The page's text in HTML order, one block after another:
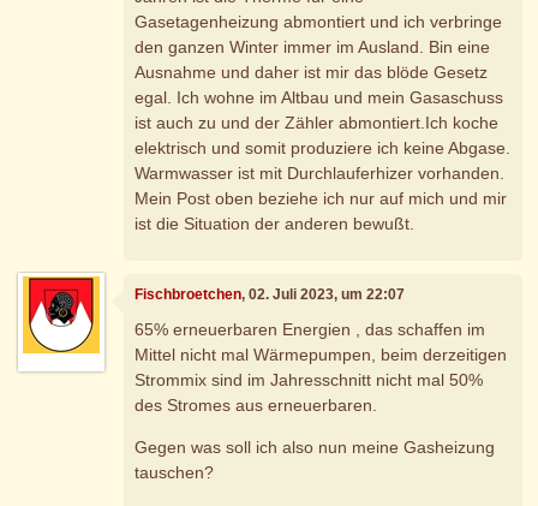
Gasetagenheizung abmontiert und ich verbringe
den ganzen Winter immer im Ausland. Bin eine
Ausnahme und daher ist mir das blöde Gesetz
egal. Ich wohne im Altbau und mein Gasaschuss
ist auch zu und der Zähler abmontiert.Ich koche
elektrisch und somit produziere ich keine Abgase.
Warmwasser ist mit Durchlauferhizer vorhanden.
Mein Post oben beziehe ich nur auf mich und mir
ist die Situation der anderen bewußt.
Fischbroetchen, 02. Juli 2023, um 22:07
65% erneuerbaren Energien , das schaffen im
Mittel nicht mal Wärmepumpen, beim derzeitigen
Strommix sind im Jahresschnitt nicht mal 50%
des Stromes aus erneuerbaren.
Gegen was soll ich also nun meine Gasheizung
tauschen?